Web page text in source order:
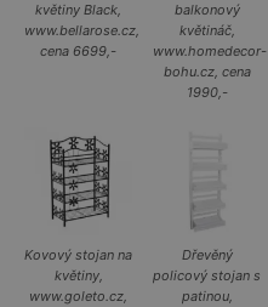
květiny Black,
www.bellarose.cz,
cena 6699,-
balkonový
květináč,
www.homedecor-
bohu.cz, cena
1990,-
Kovový stojan na
květiny,
www.goleto.cz,
Dřevěný
policový stojan s
patinou,